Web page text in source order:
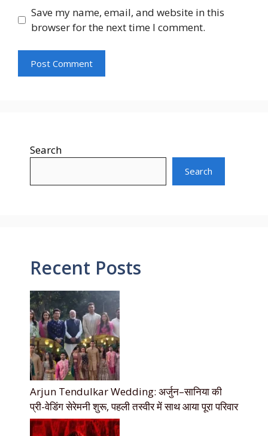
Save my name, email, and website in this
browser for the next time I comment.
Search
Search
Recent Posts
Arjun Tendulkar Wedding: अर्जुन–सानिया की
प्री-वेडिंग सेरेमनी शुरू, पहली तस्वीर में साथ आया पूरा परिवार